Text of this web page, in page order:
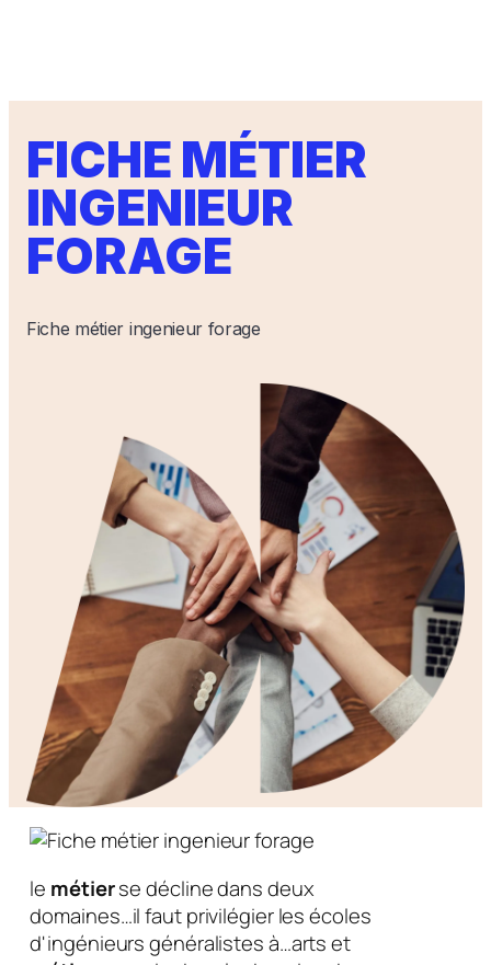
FICHE MÉTIER
INGENIEUR
FORAGE
Fiche métier ingenieur forage
le métierse décline dans deux
domaines…il faut privilégier les écoles
d'ingénieurs généralistes à…arts et